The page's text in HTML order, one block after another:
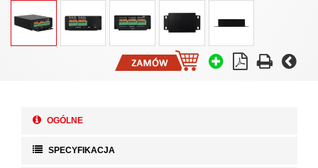
OGÓLNE
SPECYFIKACJA